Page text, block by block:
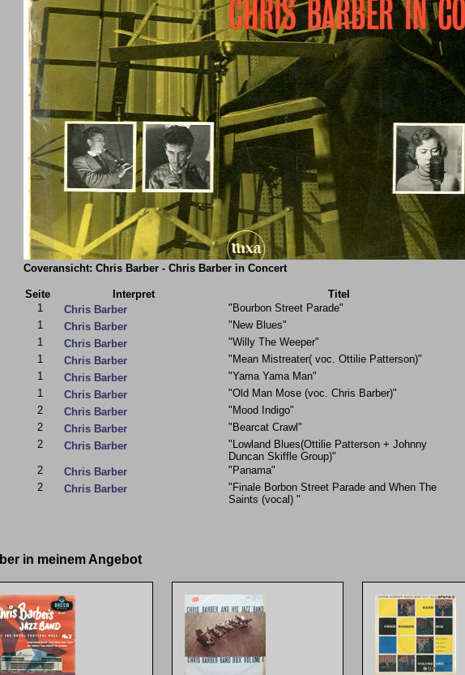
Coveransicht: Chris Barber - Chris Barber in Concert
Seite Interpret
Titel
1
Chris Barber
"Bourbon Street Parade"
1
Chris Barber
"New Blues"
1
Chris Barber
"Willy The Weeper"
1
Chris Barber
"Mean Mistreater( voc. Ottilie Patterson)"
1
Chris Barber
"Yama Yama Man"
1
Chris Barber
"Old Man Mose (voc. Chris Barber)"
2
Chris Barber
"Mood Indigo"
2
Chris Barber
"Bearcat Crawl"
2
Chris Barber
"Lowland Blues(Ottilie Patterson + Johnny
Duncan Skiffle Group)"
2
Chris Barber
"Panama"
2
Chris Barber
"Finale Borbon Street Parade and When The
Saints (vocal) "
in meinem Angebot